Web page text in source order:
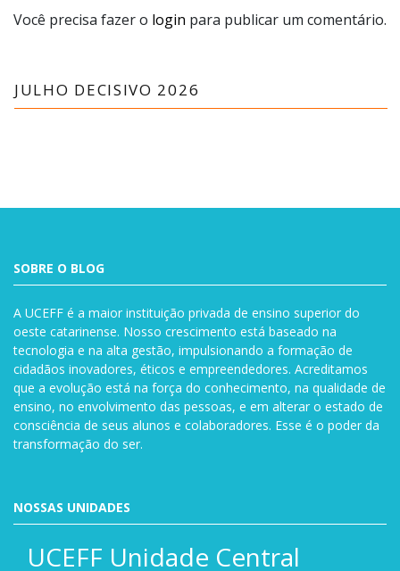
Você precisa fazer o login para publicar um comentário.
JULHO DECISIVO 2026
SOBRE O BLOG
A UCEFF é a maior instituição privada de ensino superior do
oeste catarinense. Nosso crescimento está baseado na
tecnologia e na alta gestão, impulsionando a formação de
cidadãos inovadores, éticos e empreendedores. Acreditamos
que a evolução está na força do conhecimento, na qualidade de
ensino, no envolvimento das pessoas, e em alterar o estado de
consciência de seus alunos e colaboradores. Esse é o poder da
transformação do ser.
NOSSAS UNIDADES
UCEFF Unidade Central